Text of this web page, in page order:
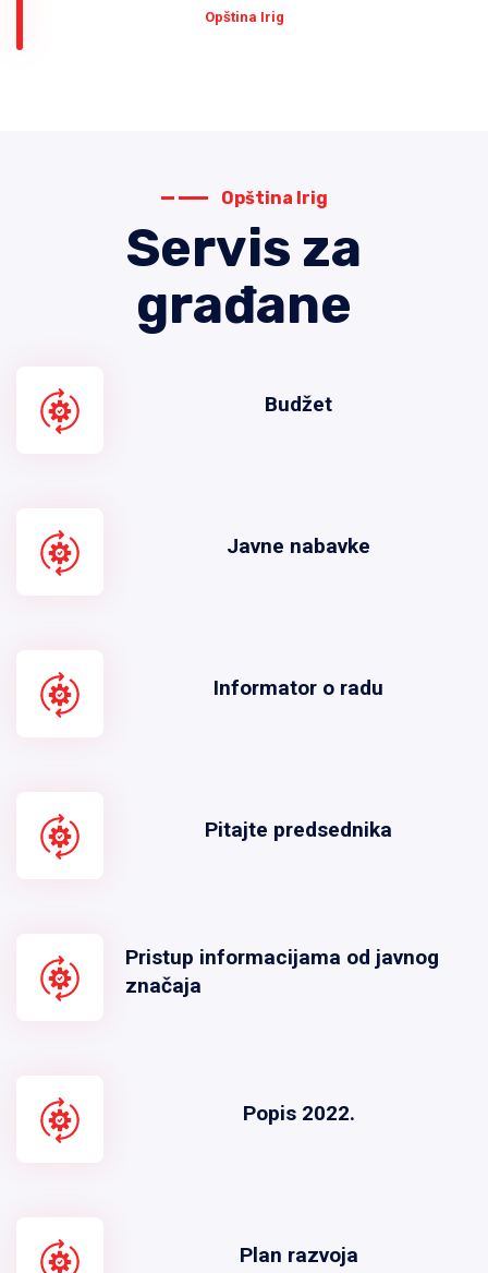
Оpština Irig
Opština Irig
Servis za
građane
Budžet
Javne nabavke
Informator o radu
Pitajte predsednika
Pristup informacijama od javnog
značaja
Popis 2022.
Plan razvoja